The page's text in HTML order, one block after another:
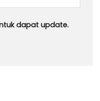
dapat update.